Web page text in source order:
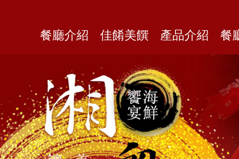
餐廳介紹 佳餚美饌 產品介紹 餐